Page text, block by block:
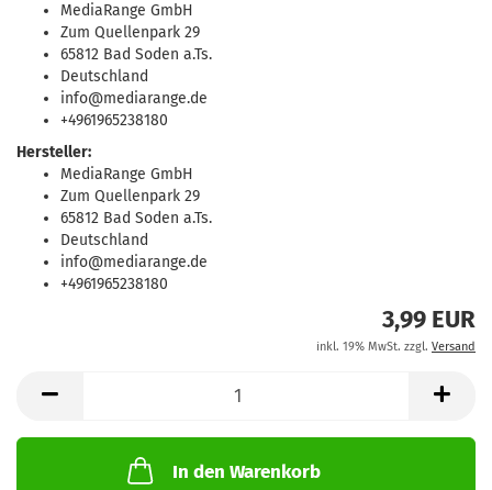
MediaRange GmbH
Zum Quellenpark 29
65812 Bad Soden a.Ts.
Deutschland
info@mediarange.de
+4961965238180
Hersteller:
MediaRange GmbH
Zum Quellenpark 29
65812 Bad Soden a.Ts.
Deutschland
info@mediarange.de
+4961965238180
3,99 EUR
inkl. 19% MwSt. zzgl. Versand
In den Warenkorb